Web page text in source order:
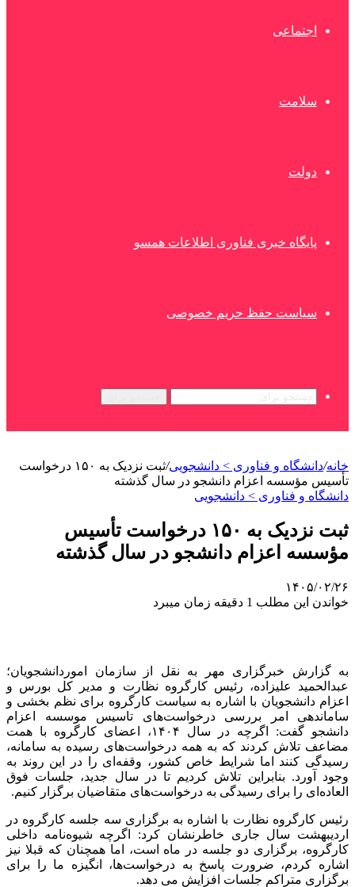
اجتماعی
سلامت
دولت
پایگاه خبری فناوری اطلاعات همسو
سیاست حفظ حریم خصوصی
خانه/دانشگاه و فناوری > دانشجویی/
ثبت نزدیک به ۱۵۰ درخواست
تأسیس مؤسسه اعزام دانشجو در سال گذشته
دانشگاه و فناوری > دانشجویی
ثبت نزدیک به ۱۵۰ درخواست تأسیس
مؤسسه اعزام دانشجو در سال گذشته
۱۴۰۵/۰۲/۲۶
خواندن این مطلب 1 دقیقه زمان میبرد
به گزارش خبرگزاری مهر به نقل از سازمان اموردانشجویان؛
عبدالحمید علیزاده، رئیس کارگروه نظارت و مدیر کل بورس و
اعزام دانشجویان با اشاره به سیاست کارگروه برای نظم بخشی و
ساماندهی امر بررسی درخواست‌های تاسیس موسسه اعزام
دانشجو گفت: اگرچه در سال ۱۴۰۴، اعضای کارگروه با همت
مضاعف تلاش کردند که به همه درخواست‌های رسیده به سامانه،
رسیدگی کنند اما شرایط خاص کشور، وقفه‌ای را در این روند به
وجود آورد. بنابراین تلاش کردیم تا در سال جدید، جلسات فوق
العاده‌ای را برای رسیدگی به درخواست‌های متقاضیان برگزار کنیم.
رئیس کارگروه نظارت با اشاره به برگزاری سه جلسه کارگروه در
اردیبهشت سال جاری خاطرنشان کرد: اگرچه شیوه‌نامه داخلی
کارگروه، برگزاری دو جلسه در ماه است، اما همچنان که قبلا نیز
اشاره کردم، ضرورت پاسخ به درخواست‌ها، انگیزه ما را برای
برگزاری متراکم جلسات افزایش می دهد.